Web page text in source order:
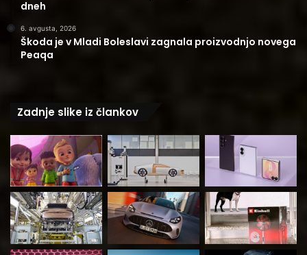
dneh
6. avgusta, 2026
Škoda je v Mladi Boleslavi zagnala proizvodnjo novega
Peaqa
Zadnje slike iz člankov